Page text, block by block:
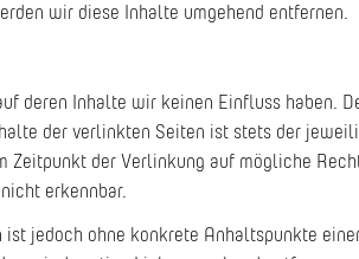
wir diese Inhalte umgehend entfernen.
deren Inhalte wir keinen Einfluss haben.
der verlinkten Seiten ist stets der
der Verlinkung auf mögliche
erkennbar.
jedoch ohne konkrete Anhaltspunkte